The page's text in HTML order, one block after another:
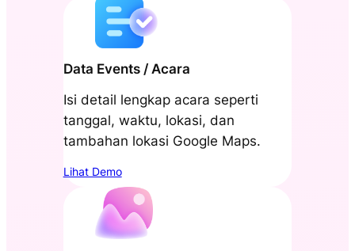
Data Events / Acara
Isi detail lengkap acara seperti
tanggal, waktu, lokasi, dan
tambahan lokasi Google Maps.
Lihat Demo